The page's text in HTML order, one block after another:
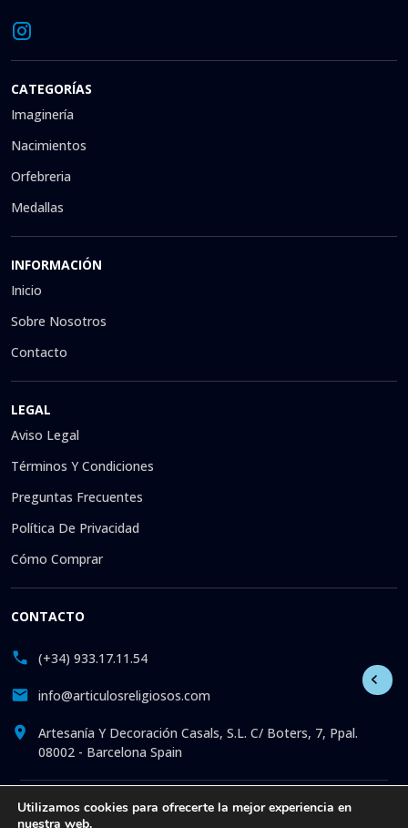
CATEGORÍAS
Imaginería
Nacimientos
Orfebreria
Medallas
INFORMACIÓN
Inicio
Sobre Nosotros
Contacto
LEGAL
Aviso Legal
Términos Y Condiciones
Preguntas Frecuentes
Política De Privacidad
Cómo Comprar
CONTACTO
(+34) 933.17.11.54
info@articulosreligiosos.com
Artesanía Y Decoración Casals, S.L. C/ Boters, 7, Ppal.
08002 - Barcelona Spain
© 2026 © 1992-presente Artesanía y Decoración Casals, S.L.
Reservados todos los derechos. Tienda online especializada
Utilizamos cookies para ofrecerte la mejor experiencia en
nuestra web.